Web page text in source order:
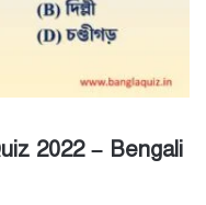
2022 – Bengali